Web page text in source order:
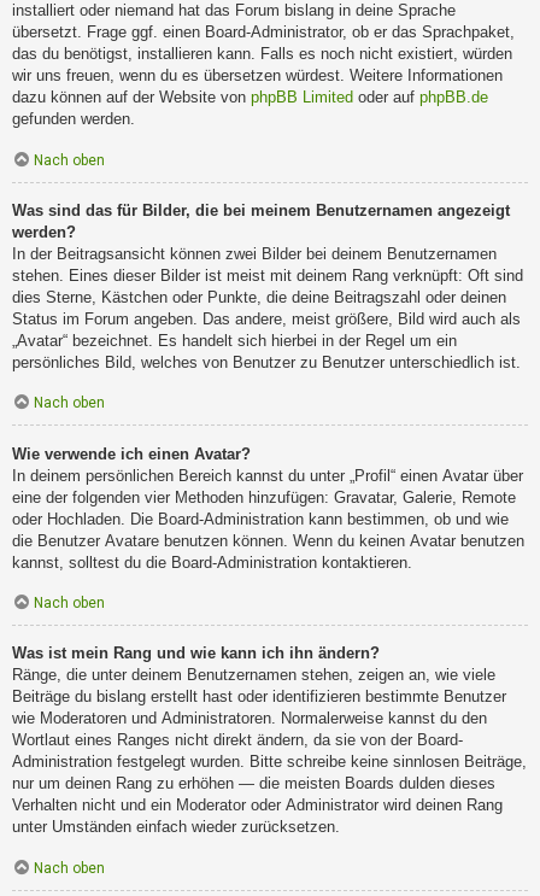
installiert oder niemand hat das Forum bislang in deine Sprache
übersetzt. Frage ggf. einen Board-Administrator, ob er das Sprachpaket,
das du benötigst, installieren kann. Falls es noch nicht existiert, würden
wir uns freuen, wenn du es übersetzen würdest. Weitere Informationen
dazu können auf der Website von phpBB Limited oder auf phpBB.de
gefunden werden.
Nach oben
Was sind das für Bilder, die bei meinem Benutzernamen angezeigt
werden?
In der Beitragsansicht können zwei Bilder bei deinem Benutzernamen
stehen. Eines dieser Bilder ist meist mit deinem Rang verknüpft: Oft sind
dies Sterne, Kästchen oder Punkte, die deine Beitragszahl oder deinen
Status im Forum angeben. Das andere, meist größere, Bild wird auch als
„Avatar“ bezeichnet. Es handelt sich hierbei in der Regel um ein
persönliches Bild, welches von Benutzer zu Benutzer unterschiedlich ist.
Nach oben
Wie verwende ich einen Avatar?
In deinem persönlichen Bereich kannst du unter „Profil“ einen Avatar über
eine der folgenden vier Methoden hinzufügen: Gravatar, Galerie, Remote
oder Hochladen. Die Board-Administration kann bestimmen, ob und wie
die Benutzer Avatare benutzen können. Wenn du keinen Avatar benutzen
kannst, solltest du die Board-Administration kontaktieren.
Nach oben
Was ist mein Rang und wie kann ich ihn ändern?
Ränge, die unter deinem Benutzernamen stehen, zeigen an, wie viele
Beiträge du bislang erstellt hast oder identifizieren bestimmte Benutzer
wie Moderatoren und Administratoren. Normalerweise kannst du den
Wortlaut eines Ranges nicht direkt ändern, da sie von der Board-
Administration festgelegt wurden. Bitte schreibe keine sinnlosen Beiträge,
nur um deinen Rang zu erhöhen — die meisten Boards dulden dieses
Verhalten nicht und ein Moderator oder Administrator wird deinen Rang
unter Umständen einfach wieder zurücksetzen.
Nach oben